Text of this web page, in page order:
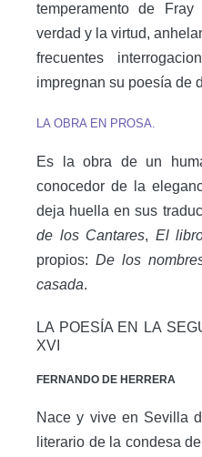
temperamento de
verdad y la virtud,
frecuentes
impregnan su poesía de
LA OBRA EN PROSA.
Es la obra de un
conocedor de la
deja huella en sus
de los Cantares, El
propios: De los
casada.
LA POESÍA EN LA
XVI
FERNANDO DE HERRERA
Nace y vive en Sevilla
literario de la condesa